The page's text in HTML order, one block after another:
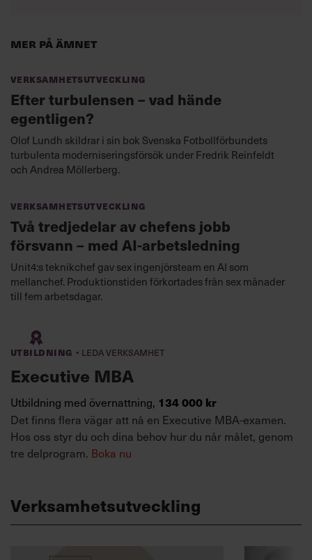
Mer på ämnet
Verksamhetsutveckling
Efter turbulensen – vad hände
egentligen?
Olof Lundh skildrar i sin bok Svenska Fotbollförbundets
turbulenta moderniseringsförsök under Fredrik Reinfeldt
och Andrea Möllerberg.
Verksamhetsutveckling
Två tredjedelar av chefens jobb
försvann – med AI-arbetsledning
Unit4:s teknikchef gav sex ingenjörsteam en AI som
mellanchef. Produktionstiden förkortades från sex månader
till fem arbetsdagar.
Utbildning · Leda verksamhet
Executive MBA
Utbildning med övernattning, 134 000 kr
Det finns flera vägar att nå en Executive MBA-examen.
Hos oss styr du och dina behov hur du når målet, genom
tre delprogram. Boka nu
Verksamhetsutveckling